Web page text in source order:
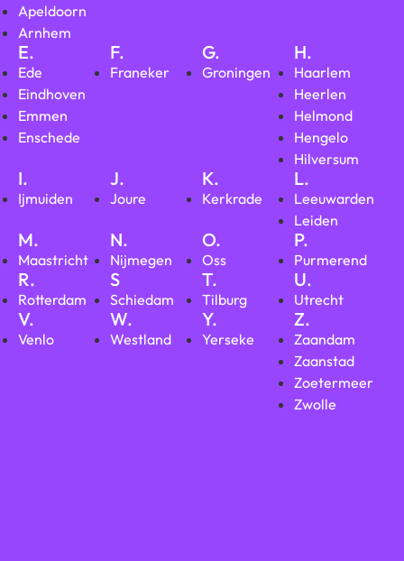
Apeldoorn
Arnhem
E.
Ede
Eindhoven
Emmen
Enschede
F.
Franeker
G.
Groningen
H.
Haarlem
Heerlen
Helmond
Hengelo
Hilversum
I.
Ijmuiden
J.
Joure
K.
Kerkrade
L.
Leeuwarden
Leiden
M.
Maastricht
N.
Nijmegen
O.
Oss
P.
Purmerend
R.
Rotterdam
S
Schiedam
T.
Tilburg
U.
Utrecht
V.
Venlo
W.
Westland
Y.
Yerseke
Z.
Zaandam
Zaanstad
Zoetermeer
Zwolle